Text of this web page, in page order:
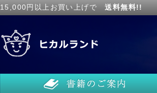
15,000円以上お買い上げで送料無料!!